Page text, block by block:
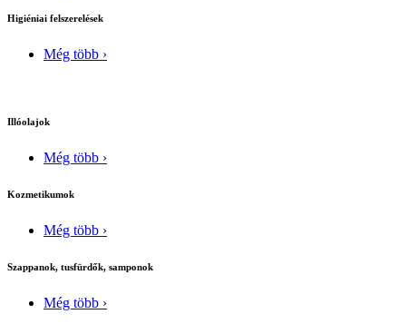
Higiéniai felszerelések
Még több ›
Illóolajok
Még több ›
Kozmetikumok
Még több ›
Szappanok, tusfürdők, samponok
Még több ›